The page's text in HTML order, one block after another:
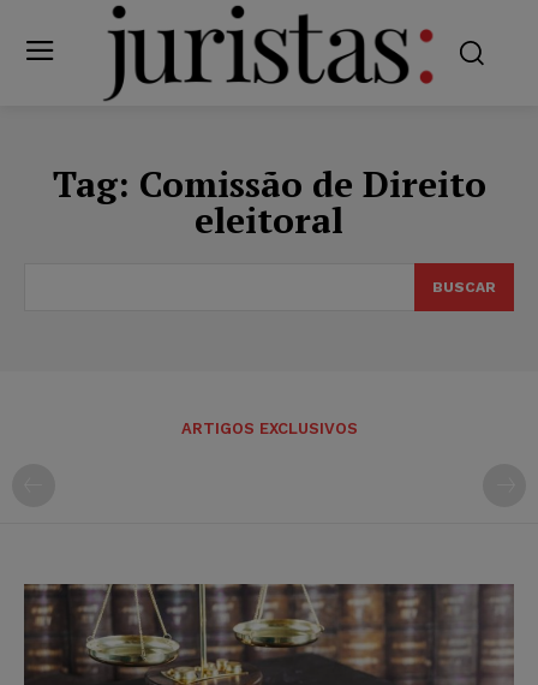
Tag: Comissão de Direito
eleitoral
BUSCAR
ARTIGOS EXCLUSIVOS